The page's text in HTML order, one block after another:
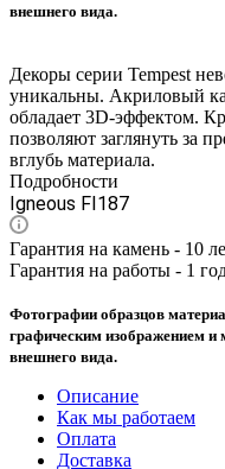
внешнего вида.
Декоры серии Tempest
уникальны. Акриловый
обладает 3D-эффектом.
позволяют заглянуть за
вглубь материала.
Подробности
Igneous FI187
Гарантия на камень - 10
Гарантия на работы - 1
Фотографии образцов
графическим изображением и
внешнего вида.
Описание
Как мы работаем
Оплата
Доставка